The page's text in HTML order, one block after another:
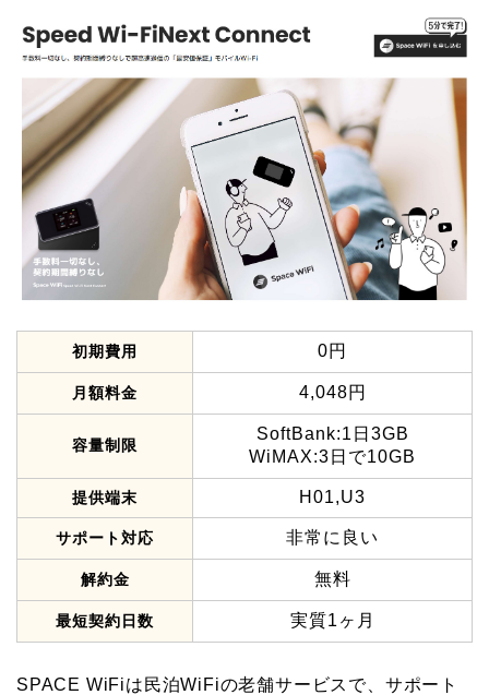
初期費用 0円
月額料金 4,048円
容量制限
SoftBank:1日3GB
WiMAX:3日で10GB
提供端末 H01,U3
サポート対応 非常に良い
解約金 無料
最短契約日数 実質1ヶ月
SPACE WiFiは民泊WiFiの老舗サービスで、サポート